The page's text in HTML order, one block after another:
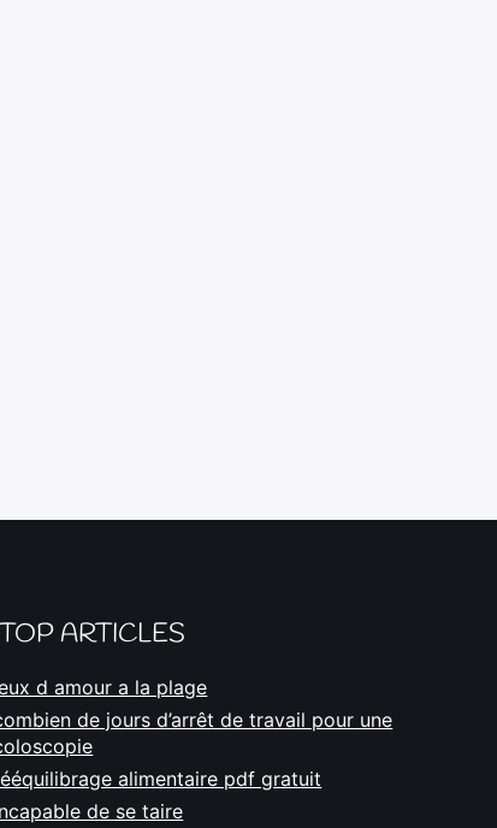
TOP ARTICLES
d amour a la plage
de jours d’arrêt de travail pour une
alimentaire pdf gratuit
de se taire